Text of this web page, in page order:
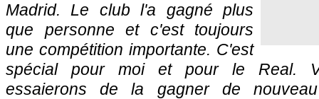
Madrid. Le club l'a gagné plus
que personne et c'est toujours
une compétition importante. C'est
spécial pour moi et pour le Real.
essaierons de la gagner de